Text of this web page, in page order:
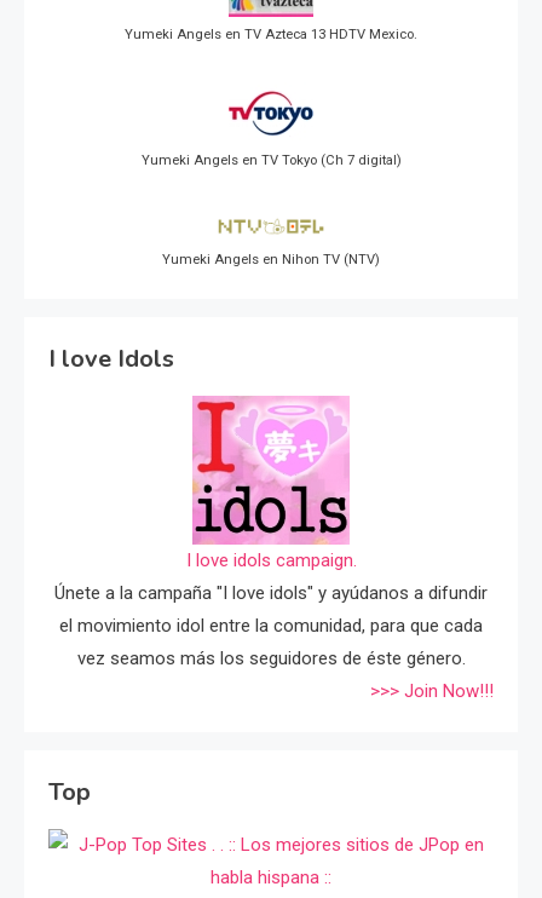
Yumeki Angels en TV Azteca 13 HDTV Mexico.
Yumeki Angels en TV Tokyo (Ch 7 digital)
Yumeki Angels en Nihon TV (NTV)
I love Idols
I love idols campaign.
Únete a la campaña "I love idols" y ayúdanos a difundir
el movimiento idol entre la comunidad, para que cada
vez seamos más los seguidores de éste género.
>>> Join Now!!!
Top